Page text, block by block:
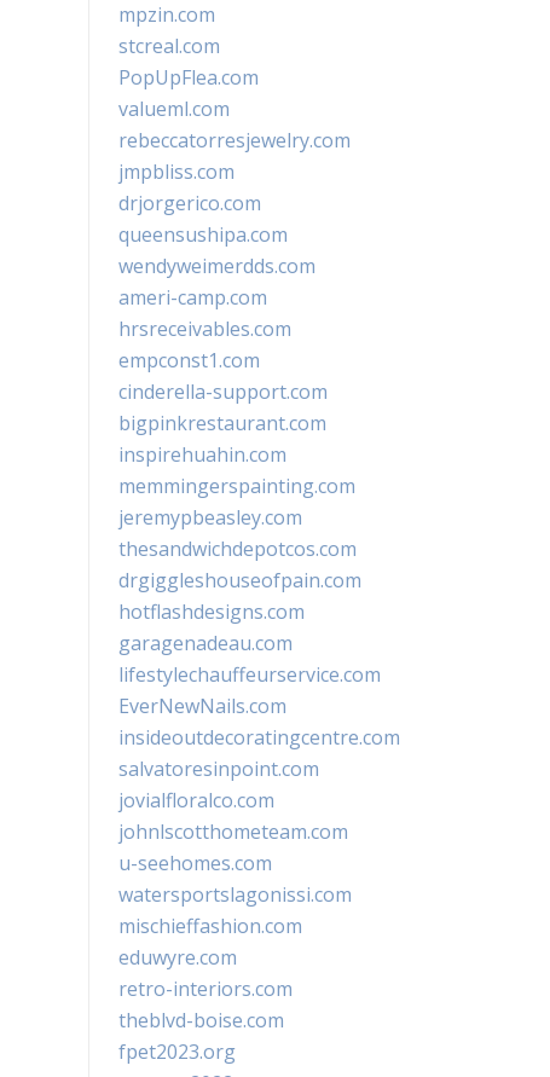
mpzin.com
stcreal.com
PopUpFlea.com
valueml.com
rebeccatorresjewelry.com
jmpbliss.com
drjorgerico.com
queensushipa.com
wendyweimerdds.com
ameri-camp.com
hrsreceivables.com
empconst1.com
cinderella-support.com
bigpinkrestaurant.com
inspirehuahin.com
memmingerspainting.com
jeremypbeasley.com
thesandwichdepotcos.com
drgiggleshouseofpain.com
hotflashdesigns.com
garagenadeau.com
lifestylechauffeurservice.com
EverNewNails.com
insideoutdecoratingcentre.com
salvatoresinpoint.com
jovialfloralco.com
johnlscotthometeam.com
u-seehomes.com
watersportslagonissi.com
mischieffashion.com
eduwyre.com
retro-interiors.com
theblvd-boise.com
fpet2023.org